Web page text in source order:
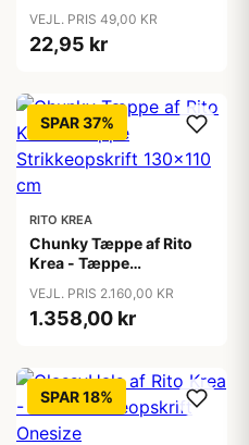
VEJL. PRIS 49,00 KR
22,95 kr
SPAR 37%
RITO KREA
Chunky Tæppe af Rito
Krea - Tæppe
cm
VEJL. PRIS 2.160,00 KR
1.358,00 kr
SPAR 18%